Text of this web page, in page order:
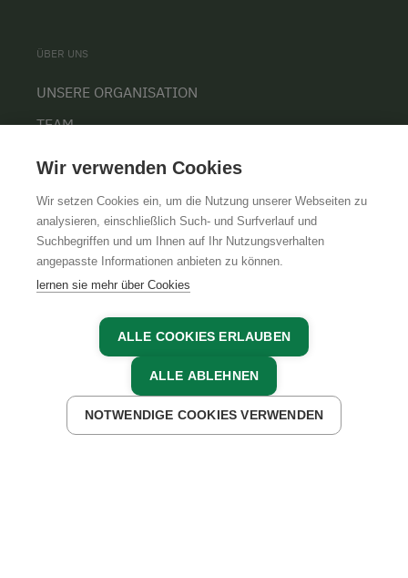
JETZT ANFRAGEN
ÜBER UNS
UNSERE ORGANISATION
TEAM
AGBIMPRESSUMDATENSCHUTZ
Wir verwenden Cookies
Wir setzen Cookies ein, um die Nutzung unserer Webseiten zu
analysieren, einschließlich Such- und Surfverlauf und
Suchbegriffen und um Ihnen auf Ihr Nutzungsverhalten
angepasste Informationen anbieten zu können.
lernen sie mehr über Cookies
ALLE COOKIES ERLAUBEN
ALLE ABLEHNEN
NOTWENDIGE COOKIES VERWENDEN